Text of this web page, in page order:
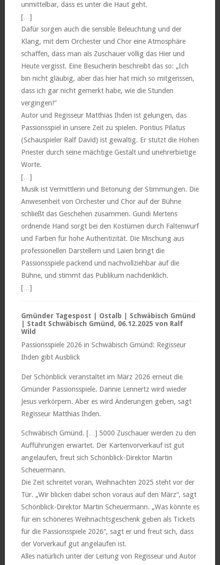
unmittelbar, dass es unter die Haut geht.
[…]
Dafür sorgen auch die sensible Beleuchtung und der
Klang, mit dem Orchester und Chor eine Atmosphäre
schaffen, dass man als Zuschauer völlig das Hier und
Heute vergisst. Eine Besucherin beschreibt das so: „Ich
bin nicht gläubig, aber das hier hat mich so mitgerissen,
dass ich gar nicht gemerkt habe, wie die Stunden
vergingen!“
Autor und Regisseur Matthias Ihden ist gelungen, das
Passionsspiel in unsere Zeit zu spielen. Pontius Pilatus
(Schauspieler Ralf David) ist gewaltig. Er stutzt die Hohen
Priester durch seine mächtige Gestalt und unehrerbietige
Worte.
[…]
Musik ist Vermittlerin und Betonung der Stimmungen. Die
Anwesenheit von Orchester und Chor auf der Bühne
schließt das Geschehen zusammen. Gundi Mertens
ordnende Hand sorgt bei den Kostümen durch Faltenwurf
und Farben für hohe Authentizität. Die Mischung aus
professionellen Darstellern und Laien bringt die
Passionsspiele packend und nachvollziehbar auf die
Bühne, und stimmt das Publikum nachdenklich.
[…]
Gmünder Tagespost | Ostalb | Schwäbisch Gmünd
| Stadt Schwäbisch Gmünd, 06.12.2025 von Ralf
Wild
Passionsspiele 2026 in Schwäbisch Gmünd: Regisseur
Ihden gibt Ausblick
Der Schönblick veranstaltet im März 2026 erneut die
Gmünder Passionsspiele. Dannie Lennertz wird wieder
Jesus verkörpern. Aber es wird Änderungen geben, sagt
Regisseur Matthias Ihden.
Schwäbisch Gmünd. […] 5000 Zuschauer werden zu den
Aufführungen erwartet. Der Kartenvorverkauf ist gut
angelaufen, freut sich Schönblick-Direktor Martin
Scheuermann.
Die Zeit schreitet voran, Weihnachten 2025 steht vor der
Tür. „Wir blicken dabei schon voraus auf den März“, sagt
Schönblick-Direktor Martin Scheuermann. „Was könnte es
für ein schöneres Weihnachtsgeschenk geben als Tickets
für die Passionsspiele 2026“, sagt er und freut sich, dass
der Vorverkauf gut angelaufen ist.
Alles natürlich unter der Leitung von Regisseur und Autor